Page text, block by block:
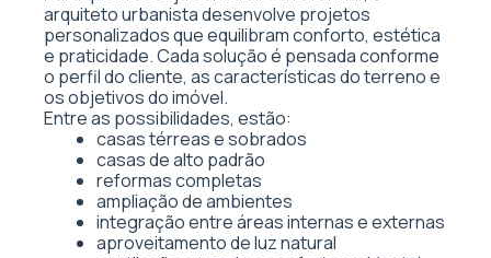
arquiteto urbanista desenvolve projetos
personalizados que equilibram conforto, estética
e praticidade. Cada solução é pensada conforme
o perfil do cliente, as características do terreno e
os objetivos do imóvel.
Entre as possibilidades, estão:
casas térreas e sobrados
casas de alto padrão
reformas completas
ampliação de ambientes
integração entre áreas internas e externas
aproveitamento de luz natural